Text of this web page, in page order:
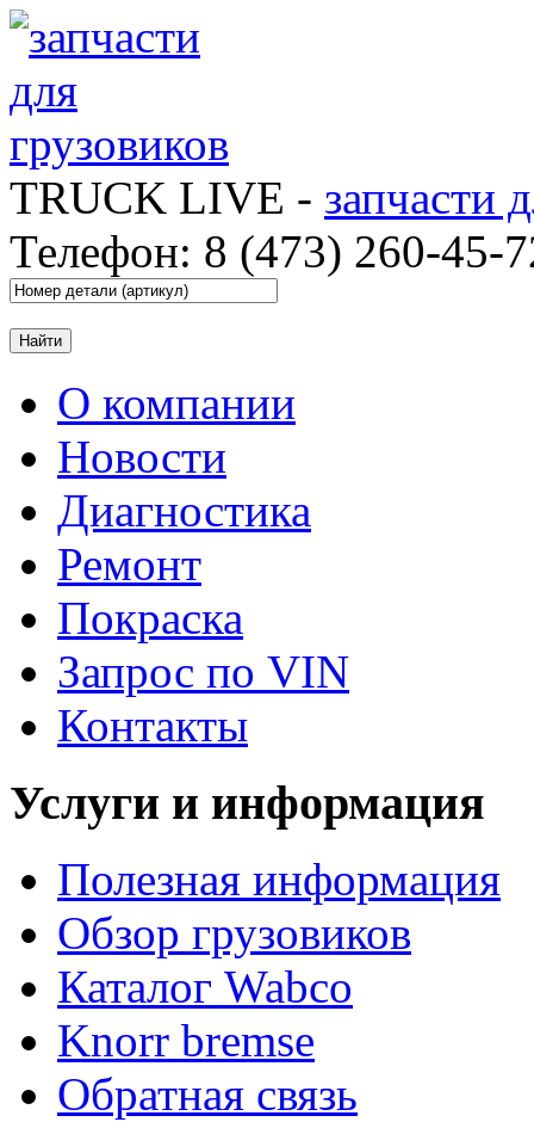
TRUCK LIVE - запчасти
Телефон: 8 (473) 260-45-
О компании
Новости
Диагностика
Ремонт
Покраска
Запрос по VIN
Контакты
Услуги и информация
Полезная информация
Обзор грузовиков
Каталог Wabco
Knorr bremse
Обратная связь